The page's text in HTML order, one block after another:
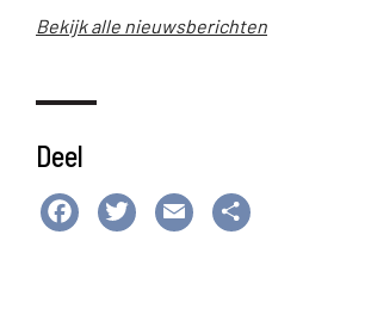
Bekijk alle nieuwsberichten
Deel
FacebookTwitter Email